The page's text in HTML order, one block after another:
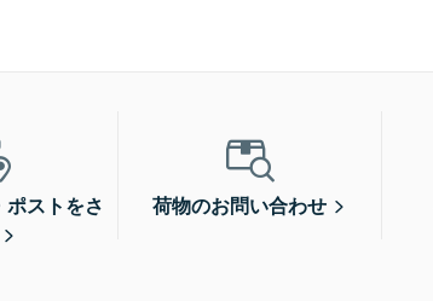
ストをさ
荷物のお問い合わせ